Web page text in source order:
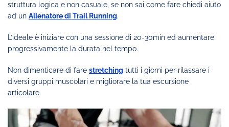
struttura logica e non casuale, se non sai come fare chiedi aiuto
ad un Allenatore di Trail Running.
L’ideale è iniziare con una sessione di 20-30min ed aumentare
progressivamente la durata nel tempo.
Non dimenticare di fare stretching tutti i giorni per rilassare i
diversi gruppi muscolari e migliorare la tua escursione
articolare.